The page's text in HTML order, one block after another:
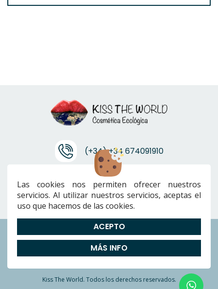
(+34) +34 674091910
info@ktwcanarias.com
Envíos|Devoluciones|Preguntas Frecuentes|Cookies|Aviso
Política de Privacidad|Términos y condiciones
Kiss The World. Todos los derechos reservados.
Las cookies nos permiten ofrecer nuestros
servicios. Al utilizar nuestros servicios, aceptas el
uso que hacemos de las cookies.
ACEPTO
MÁS INFO